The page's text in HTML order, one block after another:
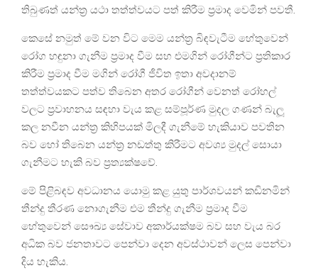
තිබුණත් යන්ත්‍ර යථා තත්ත්වයට පත් කිරීම ප්‍රමාද වෙමින් පවතී.
කෙසේ නමුත් මේ වන විට මෙම යන්ත්‍ර බිඳවැටීම හේතුවෙන්
රෝග හඳුනා ගැනීම ප්‍රමාද වීම සහ එමගින් රෝගීන්ට ප්‍රතිකාර
කිරීම ප්‍රමාද වීම මගින් රෝගී ජීවිත ඉතා අවදානම්
තත්ත්වයකට පත්ව තිබෙන අතර රෝගීන් වෙනත් රෝහල්
වලට ප්‍රවාහනය සඳහා වැය කළ සම්පූර්ණ මුදල ගණන් බැලූ
කල නවීන යන්ත්‍ර කිහිපයක් මිලදී ගැනීමේ හැකියාව පවතින
බව හෝ තිබෙන යන්ත්‍ර නඩත්තු කිරීමට අවශ්‍ය මුදල් සොයා
ගැනීමට හැකි බව ප්‍රත්‍යක්ෂවේ.
මේ පිළිබඳව අවධානය යොමු කළ යුතු පාර්ශවයන් කඩිනමින්
තීන්දු තීරණ නොගැනීම එම තීන්දු ගැනීම ප්‍රමාද වීම
හේතුවෙන් සෞඛ්‍ය සේවාව අකාර්යක්ෂම බව සහ වැය බර
අධික බව ජනතාවට පෙන්වා දෙන අවස්ථාවන් ලෙස පෙන්වා
දිය හැකිය.